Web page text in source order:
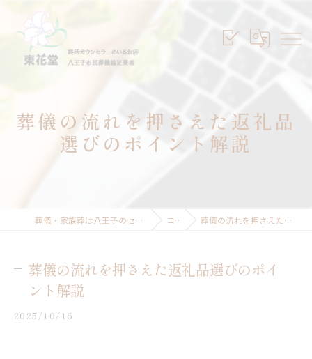
葬儀の流れを押さえた返礼品
選びのポイント解説
葬儀・家族葬は八王子のセレモニープランニング東花堂 コラム 葬儀の流れを押さえた返礼品選びのポイント解説
葬儀の流れを押さえた返礼品選びのポイ
ント解説
2025/10/16